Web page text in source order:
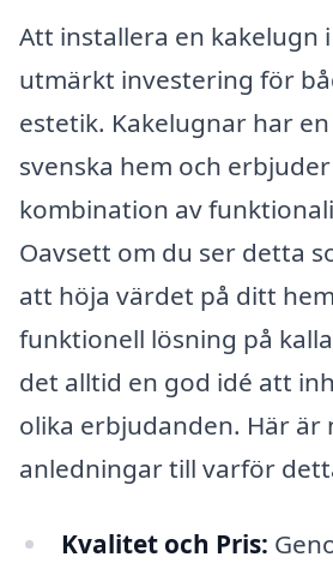
Att installera en kakelugn
utmärkt investering för
estetik. Kakelugnar har
svenska hem och
kombination av
Oavsett om du ser detta
att höja värdet på ditt
funktionell lösning på
det alltid en god idé att
olika erbjudanden. Här är
anledningar till varför
Kvalitet och Pris: